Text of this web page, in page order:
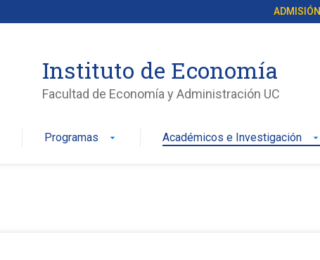
ADMISIÓN
Instituto de Economía
Facultad de Economía y Administración UC
Programas arrow_drop_down Académicos e Investigación arrow_drop_down